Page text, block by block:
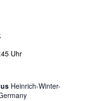
Heinrich-Winter-